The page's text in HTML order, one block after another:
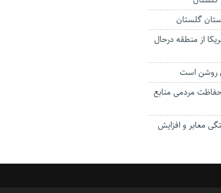
گلستان
از منطقه درحال
روشن است
حفاظت مردمی منابع
معابر و افزایش